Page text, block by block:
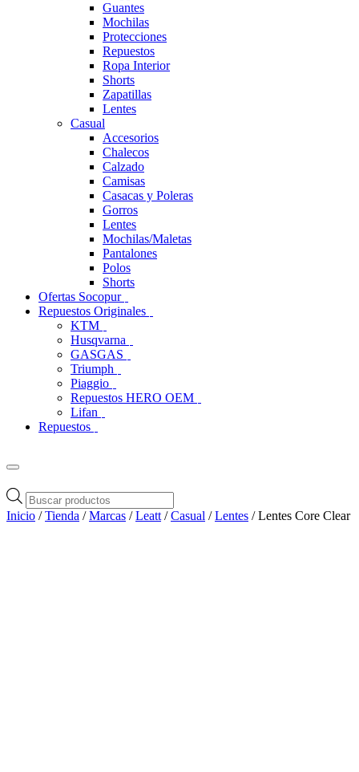
Guantes
Mochilas
Protecciones
Repuestos
Ropa Interior
Shorts
Zapatillas
Lentes
Casual
Accesorios
Chalecos
Calzado
Camisas
Casacas y Poleras
Gorros
Lentes
Mochilas/Maletas
Pantalones
Polos
Shorts
Ofertas Socopur
Repuestos Originales
KTM
Husqvarna
GASGAS
Triumph
Piaggio
Repuestos HERO OEM
Lifan
Repuestos
Búsqueda
de
productos
Inicio /Tienda /Marcas /Leatt /Casual /Lentes / Lentes Core Clear